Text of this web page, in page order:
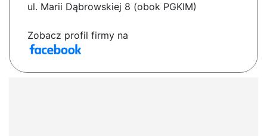
ul. Marii Dąbrowskiej 8 (obok PGKIM)
Zobacz profil firmy na